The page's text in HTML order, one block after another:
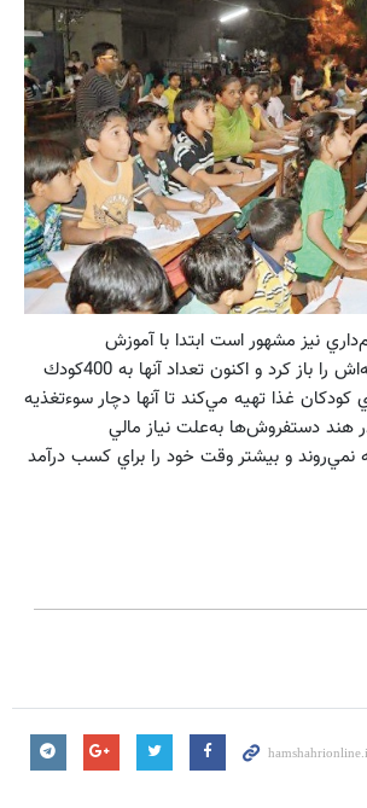
نيز مشهور است ابتدا با آموزش
10دست‌فروش مدرسه‌اش را باز كرد و اكنون تعداد آنها به 400كودك
كودكان غذا تهيه مي‌كند تا آنها دچار سوءتغذيه
هند دستفروش‌ها به‌علت نياز مالي
نمي‌روند و بيشتر وقت خود را براي كسب درآمد